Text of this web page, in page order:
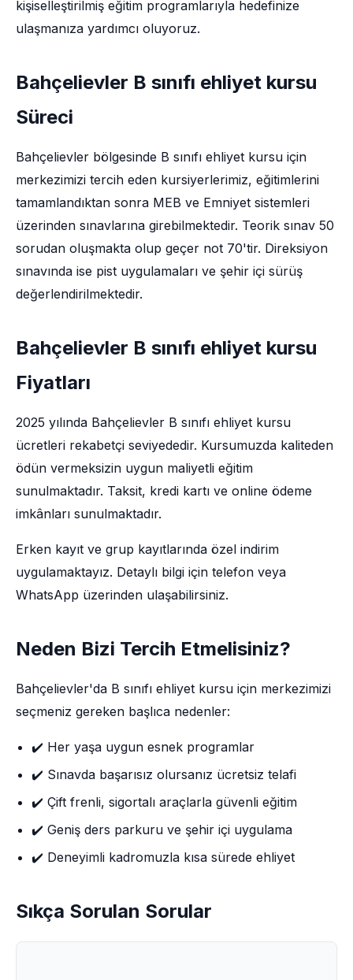
kişiselleştirilmiş eğitim programlarıyla hedefinize
ulaşmanıza yardımcı oluyoruz.
Bahçelievler B sınıfı ehliyet kursu
Süreci
Bahçelievler bölgesinde B sınıfı ehliyet kursu için
merkezimizi tercih eden kursiyerlerimiz, eğitimlerini
tamamlandıktan sonra MEB ve Emniyet sistemleri
üzerinden sınavlarına girebilmektedir. Teorik sınav 50
sorudan oluşmakta olup geçer not 70'tir. Direksiyon
sınavında ise pist uygulamaları ve şehir içi sürüş
değerlendirilmektedir.
Bahçelievler B sınıfı ehliyet kursu
Fiyatları
2025 yılında Bahçelievler B sınıfı ehliyet kursu
ücretleri rekabetçi seviyededir. Kursumuzda kaliteden
ödün vermeksizin uygun maliyetli eğitim
sunulmaktadır. Taksit, kredi kartı ve online ödeme
imkânları sunulmaktadır.
Erken kayıt ve grup kayıtlarında özel indirim
uygulamaktayız. Detaylı bilgi için telefon veya
WhatsApp üzerinden ulaşabilirsiniz.
Neden Bizi Tercih Etmelisiniz?
Bahçelievler'da B sınıfı ehliyet kursu için merkezimizi
seçmeniz gereken başlıca nedenler:
✔️ Her yaşa uygun esnek programlar
✔️ Sınavda başarısız olursanız ücretsiz telafi
✔️ Çift frenli, sigortalı araçlarla güvenli eğitim
✔️ Geniş ders parkuru ve şehir içi uygulama
✔️ Deneyimli kadromuzla kısa sürede ehliyet
Sıkça Sorulan Sorular